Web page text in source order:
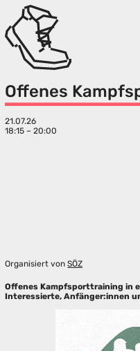
Offenes
21.07.26
18:15 – 20:00
Organisiert vonSÖZ
Offenes Kampfsporttraining in
Interessierte, Anfänger:innen